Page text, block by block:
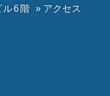
ル6階
» アクセス